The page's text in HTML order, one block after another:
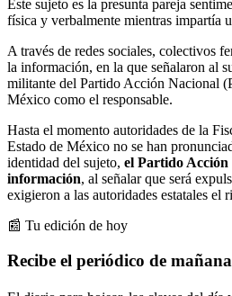
Este sujeto es la presunta pareja
física y verbalmente mientras impartía
A través de redes sociales, colectivos
la información, en la que señalaron al
militante del Partido Acción Nacional
México como el responsable.
Hasta el momento autoridades de la
Estado de México no se han
identidad del sujeto, el Partido
información, al señalar que será
exigieron a las autoridades estatales el
📰 Tu edición de hoy
Recibe el periódico de